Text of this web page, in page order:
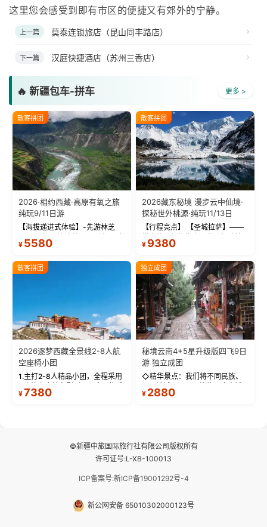
这里您会感受到即有市区的便捷又有郊外的宁静。
上一篇 莫泰连锁旅店（昆山同丰路店）
下一篇 汉庭快捷酒店（苏州三香店）
🔥 新疆包车-拼车 更多 >
散客拼团
2026·相约西藏·高原有氧之旅
纯玩9/11日游
【海拔递进式体验】-先游林芝
测 99%游客零高反 。 【贴心保
反根本不是事儿 ！ 【无人机航
拍】-雪山/圣湖/...
¥ 5580
散客拼团
2026藏东秘境 漫步云中仙境·
探秘世外桃源·纯玩11/13日
【行程亮点】 【圣城拉萨】——
萨，感受这座城与生俱来的与众
城堡寺院于一体的宏伟建筑，是
西藏最完整的古代...
¥ 9380
散客拼团
2026逐梦西藏全景线2-8人航
空座椅小团
1.主打2-8人精品小团，全程采用
9座航空座椅车型（360度环抱式
座舱），提供VIP级别的舒适出行
¥7380
独立成团
秘境云南4+5星升级版四飞9日
游 独立成团
◇精华景点：我们将不同民族、
不同地域、不同风格的三座古城
—【大理古城、丽江古城、香格
¥ 2880
©新疆中旅国际旅行社有限公司版权所有
许可证号:L-XB-100013
ICP备案号:新ICP备19001292号-4
新公网安备 65010302000123号